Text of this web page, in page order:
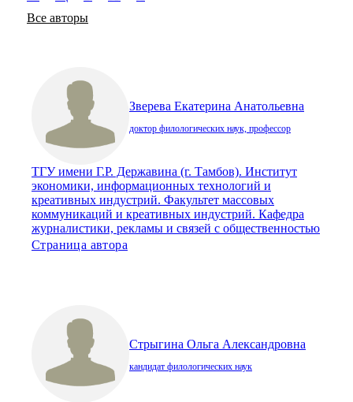
Все авторы
Зверева Екатерина Анатольевна
доктор филологических наук, профессор
ТГУ имени Г.Р. Державина (г. Тамбов). Институт
экономики, информационных технологий и
креативных индустрий. Факультет массовых
коммуникаций и креативных индустрий. Кафедра
журналистики, рекламы и связей с общественностью
Страница автора
Стрыгина Ольга Александровна
кандидат филологических наук